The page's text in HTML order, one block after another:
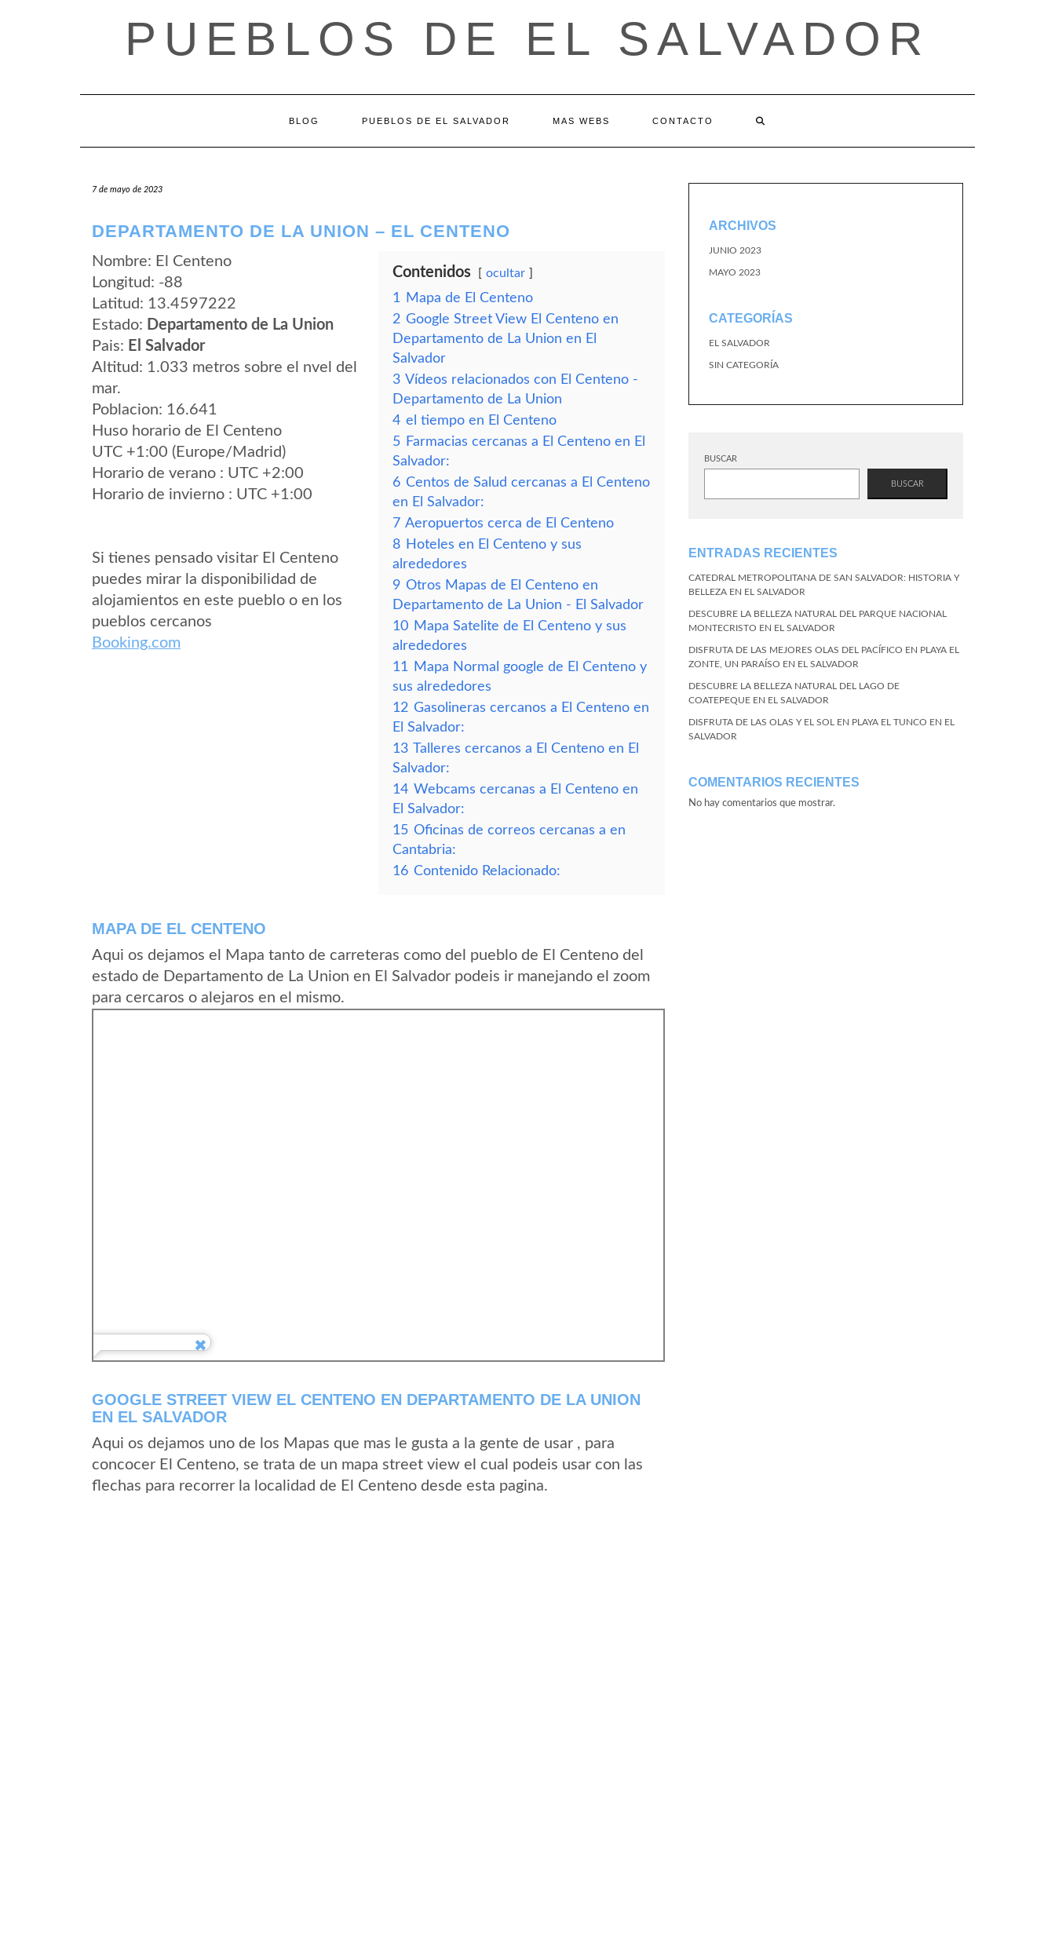
PUEBLOS DE EL SALVADOR
BLOG PUEBLOS DE EL SALVADOR MAS WEBS CONTACTO
7 de mayo de 2023
DEPARTAMENTO DE LA UNION – EL CENTENO
Nombre: El Centeno
Longitud: -88
Latitud: 13.4597222
Estado: Departamento de La Union
Pais: El Salvador
Altitud: 1.033 metros sobre el nvel del
mar.
Poblacion: 16.641
Huso horario de El Centeno
UTC +1:00 (Europe/Madrid)
Horario de verano : UTC +2:00
Horario de invierno : UTC +1:00
Si tienes pensado visitar El Centeno
puedes mirar la disponibilidad de
alojamientos en este pueblo o en los
pueblos cercanos
Booking.com
Contenidos ocultar
1
Mapa de El Centeno
2 Google Street View El Centeno en
Departamento de La Union en El
Salvador
3 Vídeos relacionados con El Centeno -
Departamento de La Union
4 el tiempo en El Centeno
5 Farmacias cercanas a El Centeno en El
Salvador:
6 Centos de Salud cercanas a El Centeno
en El Salvador:
7 Aeropuertos cerca de El Centeno
8 Hoteles en El Centeno y sus
alrededores
9 Otros Mapas de El Centeno en
Departamento de La Union - El Salvador
10 Mapa Satelite de El Centeno y sus
alrededores
11
Mapa Normal google de El Centeno y
sus alrededores
12 Gasolineras cercanos a El Centeno en
El Salvador:
13 Talleres cercanos a El Centeno en El
Salvador:
14 Webcams cercanas a El Centeno en
El Salvador:
15 Oficinas de correos cercanas a en
Cantabria:
16 Contenido Relacionado:
MAPA DE EL CENTENO
Aqui os dejamos el Mapa tanto de carreteras como del pueblo de El Centeno del
estado de Departamento de La Union en El Salvador podeis ir manejando el zoom
para cercaros o alejaros en el mismo.
GOOGLE STREET VIEW EL CENTENO EN DEPARTAMENTO DE LA UNION
EN EL SALVADOR
Aqui os dejamos uno de los Mapas que mas le gusta a la gente de usar , para
concocer El Centeno, se trata de un mapa street view el cual podeis usar con las
flechas para recorrer la localidad de El Centeno desde esta pagina.
ARCHIVOS
JUNIO 2023
MAYO 2023
CATEGORÍAS
EL SALVADOR
SIN CATEGORÍA
BUSCAR
BUSCAR
ENTRADAS RECIENTES
CATEDRAL METROPOLITANA DE SAN SALVADOR: HISTORIA Y
BELLEZA EN EL SALVADOR
DESCUBRE LA BELLEZA NATURAL DEL PARQUE NACIONAL
MONTECRISTO EN EL SALVADOR
DISFRUTA DE LAS MEJORES OLAS DEL PACÍFICO EN PLAYA EL
ZONTE, UN PARAÍSO EN EL SALVADOR
DESCUBRE LA BELLEZA NATURAL DEL LAGO DE
COATEPEQUE EN EL SALVADOR
DISFRUTA DE LAS OLAS Y EL SOL EN PLAYA EL TUNCO EN EL
SALVADOR
COMENTARIOS RECIENTES
No hay comentarios que mostrar.